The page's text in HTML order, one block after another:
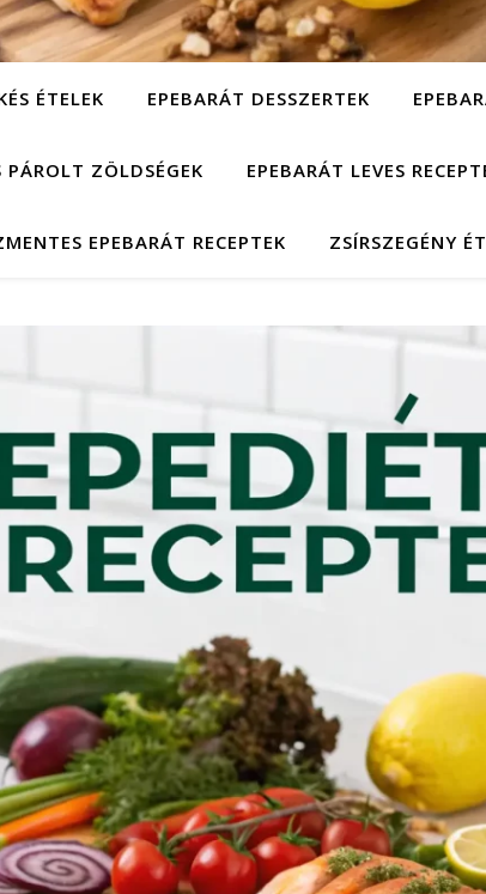
ÉTELEK EPEBARÁT DESSZERTEK
PÁROLT ZÖLDSÉGEK EPEBARÁT LEVES
EPEBARÁT RECEPTEK ZSÍRSZEGÉNY